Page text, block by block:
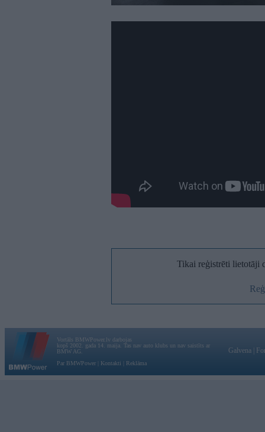
Tikai reģistrēti lietotāji
Vortāls BMWPower.lv darbojas
kopš 2002. gada 14. maija. Tas nav auto klubs un nav saistīts ar
BMW AG.
Par BMWPower
Kontakti Reklāma
Galvena